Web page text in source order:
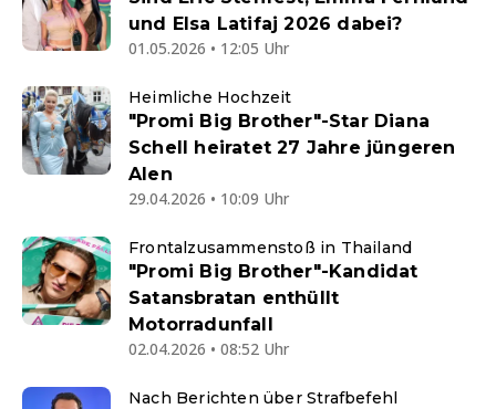
und Elsa Latifaj 2026 dabei?
01.05.2026 • 12:05 Uhr
Heimliche Hochzeit
"Promi Big Brother"-Star Diana
Schell heiratet 27 Jahre jüngeren
Alen
29.04.2026 • 10:09 Uhr
Frontalzusammenstoß in Thailand
"Promi Big Brother"-Kandidat
Satansbratan enthüllt
Motorradunfall
02.04.2026 • 08:52 Uhr
Nach Berichten über Strafbefehl